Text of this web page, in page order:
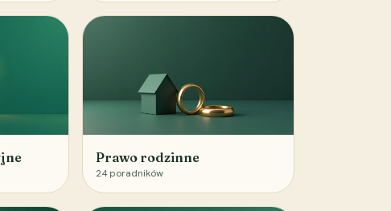
Prawo rodzinne
24 poradników